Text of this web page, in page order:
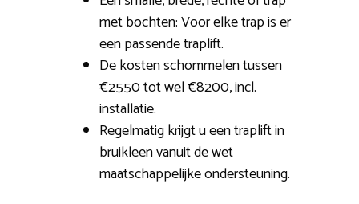
met bochten: Voor elke trap is er
een passende traplift.
De kosten schommelen tussen
€2550 tot wel €8200, incl.
installatie.
Regelmatig krijgt u een traplift in
bruikleen vanuit de wet
maatschappelijke ondersteuning.